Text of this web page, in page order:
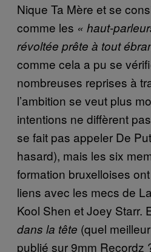
Nique Ta Mère et se
comme les « haut-
révoltée prête à tout
comme cela a pu se
nombreuses reprises à
l’ambition se veut plus
intentions ne diffèrent
se fait pas appeler De
hasard), mais les six
formation bruxelloises
liens avec les mecs de
Kool Shen et Joey Starr.
dans la tête (quel
publié sur 9mm Recordz